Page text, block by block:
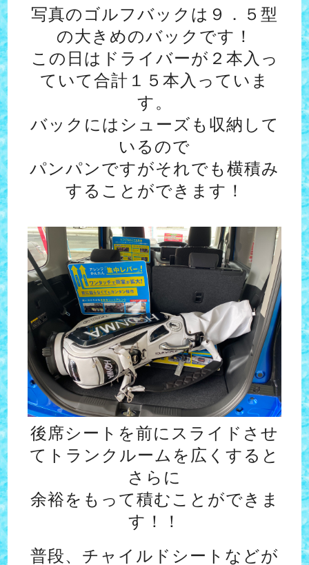
写真のゴルフバックは９．５型
の大きめのバックです！
この日はドライバーが２本入っ
ていて合計１５本入っていま
す。
バックにはシューズも収納して
いるので
パンパンですがそれでも横積み
することができます！
後席シートを前にスライドさせ
てトランクルームを広くすると
さらに
余裕をもって積むことができま
す！！
普段、チャイルドシートなどが